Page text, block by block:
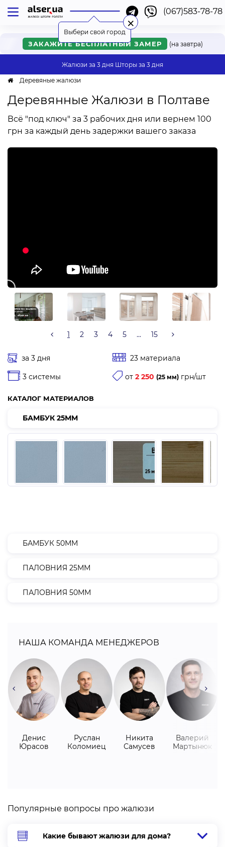
Киев
Одесса
Львов
Харьков
Днепр
Ужгород
Винница
Мукачево
Черкассы
Ровно
Онлайн
Выбери свой город
×
(067)583-78-78
ЗАКАЖИТЕ БЕСПЛАТНЫЙ ЗАМЕР (на завтра)
Жалюзи за 3 дня Шторы за 3 дня
Деревяные жалюзи
Деревянные Жалюзи в Полтаве
Всё "под ключ" за 3 рабочих дня или вернем 100
грн за каждый день задержки вашего заказа
1 2 3 4 5 ... 15
за 3 дня 23 материала
3 системы от 2 250 (25 мм) грн/шт
КАТАЛОГ МАТЕРИАЛОВ
БАМБУК 25ММ
БАМБУК 50ММ
ПАЛОВНИЯ 25ММ
ПАЛОВНИЯ 50ММ
НАША КОМАНДА МЕНЕДЖЕРОВ
Денис
Юрасов
Руслан
Коломиец
Никита
Самусев
Валерий
Мартынюк
Популярные вопросы про жалюзи
Какие бывают жалюзи для дома?